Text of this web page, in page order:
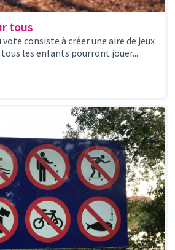
tous
consiste à créer une aire de jeux
tous les enfants pourront jouer...